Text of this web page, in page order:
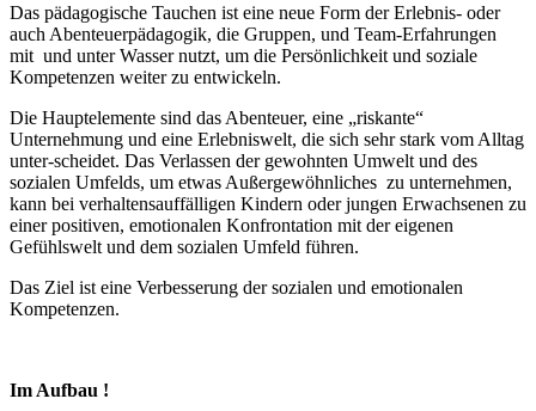
Das pädagogische Tauchen ist eine neue Form der Erlebnis- oder
auch Abenteuerpädagogik, die Gruppen, und Team-Erfahrungen
mit und unter Wasser nutzt, um die Persönlichkeit und soziale
Kompetenzen weiter zu entwickeln.
Die Hauptelemente sind das Abenteuer, eine „riskante“
Unternehmung und eine Erlebniswelt, die sich sehr stark vom Alltag
unter-scheidet. Das Verlassen der gewohnten Umwelt und des
sozialen Umfelds, um etwas Außergewöhnliches zu unternehmen,
kann bei verhaltensauffälligen Kindern oder jungen Erwachsenen zu
einer positiven, emotionalen Konfrontation mit der eigenen
Gefühlswelt und dem sozialen Umfeld führen.
Das Ziel ist eine Verbesserung der sozialen und emotionalen
Kompetenzen.
Im Aufbau !